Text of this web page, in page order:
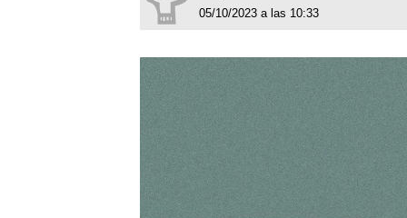
05/10/2023 a las 10:33